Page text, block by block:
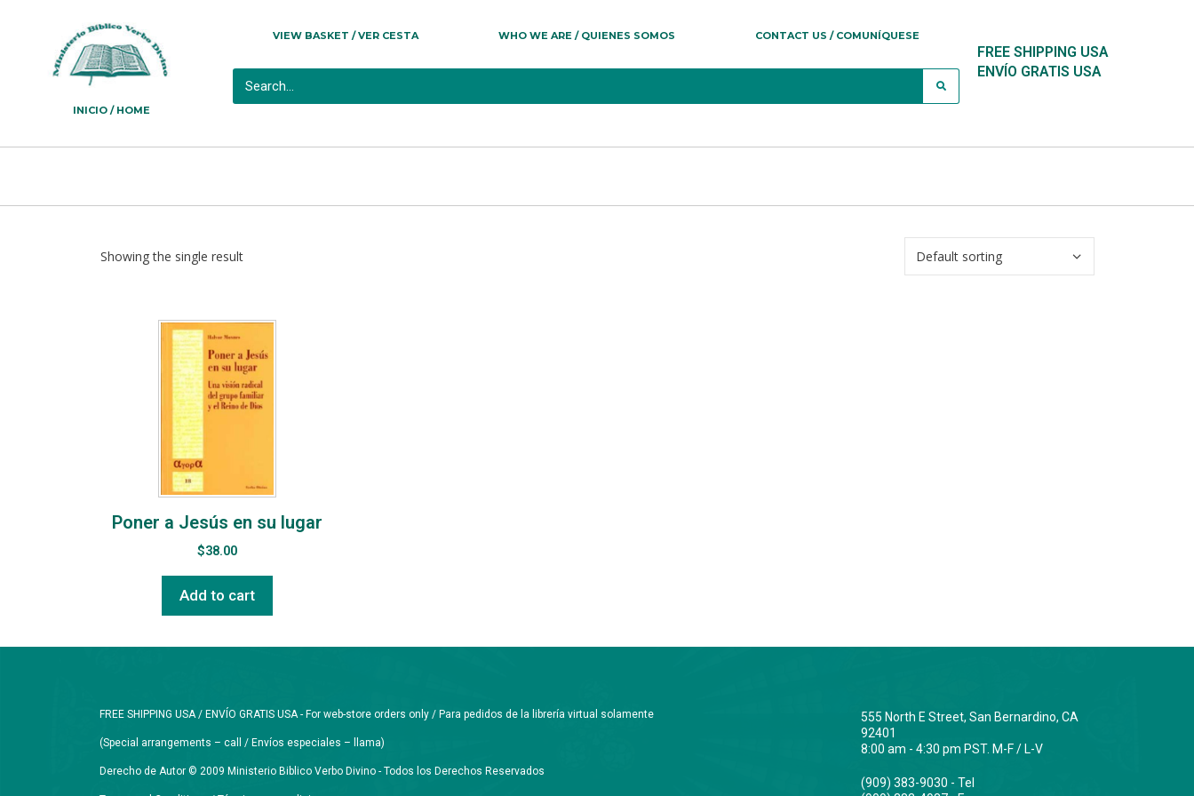
INICIO / HOME
VIEW BASKET / VER CESTA WHO WE ARE / QUIENES SOMOS CONTACT US / COMUNÍQUESE
FREE SHIPPING USA
ENVÍO GRATIS USA
Showing the single result
Poner a Jesús en su lugar
$38.00
Add to cart
FREE SHIPPING USA / ENVÍO GRATIS USA - For web-store orders only / Para pedidos de la librería virtual solamente
(Special arrangements – call / Envíos especiales – llama)
Derecho de Autor © 2009 Ministerio Biblico Verbo Divino - Todos los Derechos Reservados
555 North E Street, San Bernardino, CA
92401
8:00 am - 4:30 pm PST. M-F / L-V
(909) 383-9030 - Tel